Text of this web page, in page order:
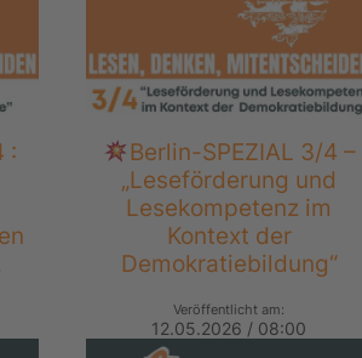
:
Berlin-SPEZIAL 3/4 –
„Leseförderung und
Lesekompetenz im
Kontext der
Demokratiebildung“
Veröffentlicht am:
12.05.2026 / 08:00